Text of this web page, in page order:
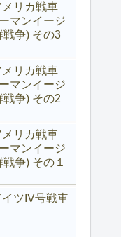
リカ戦車
マンイージ
戦争) その3
リカ戦車
マンイージ
戦争) その2
リカ戦車
マンイージ
争) その１
ツIV号戦車